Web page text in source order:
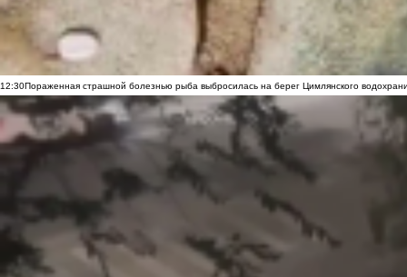
12:30Пораженная страшной болезнью рыба выбросилась на берег Цимлянского